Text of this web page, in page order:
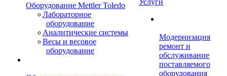
Оборудование Mettler Toledo
Лабораторное
оборудование
Аналитические системы
Весы и весовое
оборудование
Услуги
Модернизация
ремонт и
обслуживание
поставляемого
оборудования